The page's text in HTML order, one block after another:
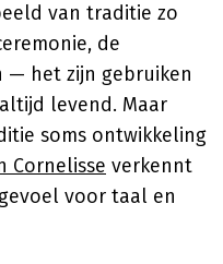
van traditie zo
de
— het zijn gebruiken
levend. Maar
soms ontwikkeling
Cornelisse verkennt
voor taal en